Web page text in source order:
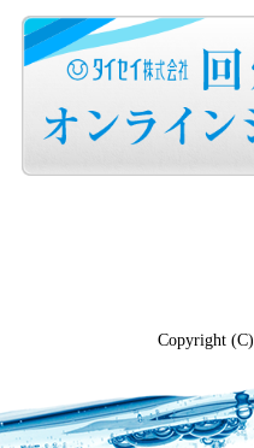
Copyright (C)